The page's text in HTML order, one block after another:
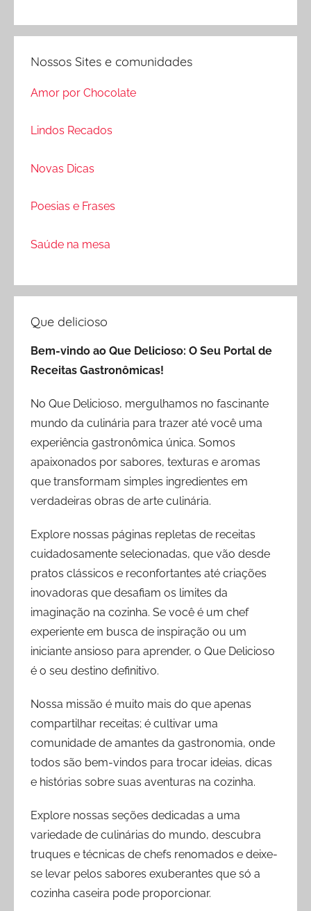
Nossos Sites e comunidades
Amor por Chocolate
Lindos Recados
Novas Dicas
Poesias e Frases
Saúde na mesa
Que delicioso
Bem-vindo ao Que Delicioso: O Seu Portal de
Receitas Gastronômicas!
No Que Delicioso, mergulhamos no fascinante
mundo da culinária para trazer até você uma
experiência gastronômica única. Somos
apaixonados por sabores, texturas e aromas
que transformam simples ingredientes em
verdadeiras obras de arte culinária.
Explore nossas páginas repletas de receitas
cuidadosamente selecionadas, que vão desde
pratos clássicos e reconfortantes até criações
inovadoras que desafiam os limites da
imaginação na cozinha. Se você é um chef
experiente em busca de inspiração ou um
iniciante ansioso para aprender, o Que Delicioso
é o seu destino definitivo.
Nossa missão é muito mais do que apenas
compartilhar receitas; é cultivar uma
comunidade de amantes da gastronomia, onde
todos são bem-vindos para trocar ideias, dicas
e histórias sobre suas aventuras na cozinha.
Explore nossas seções dedicadas a uma
variedade de culinárias do mundo, descubra
truques e técnicas de chefs renomados e deixe-
se levar pelos sabores exuberantes que só a
cozinha caseira pode proporcionar.